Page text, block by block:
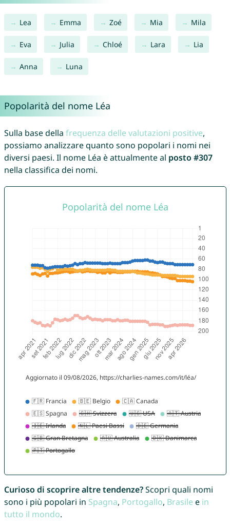
Lea Emma Zoé Mia Mila
Eva Julia Chloé Lara Lia
Anna Luna
Popolarità del nome Léa
Sulla base della frequenza delle valutazioni positive,
possiamo analizzare quanto sono popolari i nomi nei
diversi paesi. Il nome Léa è attualmente al posto #307
nella classifica dei nomi.
Curioso di scoprire altre tendenze?Scopri quali nomi
sono i più popolari in Spagna, Portogallo, Brasile e in
tutto il mondo.